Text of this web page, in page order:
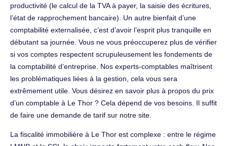
productivité (le calcul de la TVA à payer, la saisie des écritures,
l’état de rapprochement bancaire). Un autre bienfait d’une
comptabilité externalisée, c’est d’avoir l’esprit plus tranquille en
débutant sa journée. Vous ne vous préoccuperez plus de vérifier
si vos comptes respectent scrupuleusement les fondements de
la comptabilité d’entreprise. Nos experts-comptables maîtrisent
les problématiques liées à la gestion, cela vous sera
extrêmement utile. Vous désirez en savoir plus à propos du prix
d’un comptable à Le Thor ? Cela dépend de vos besoins. Il suffit
de faire une demande de tarif sur notre site.
La fiscalité immobilière à Le Thor est complexe : entre le régime